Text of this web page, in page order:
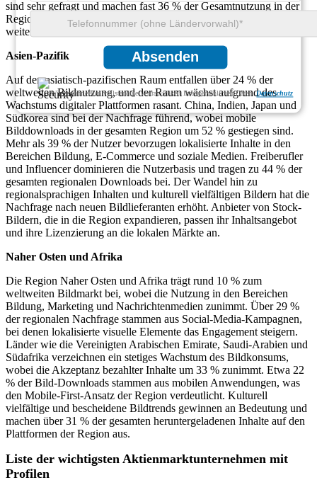
Absenden
Wir gewährleisten vollständige Vertraulichkeit Ihrer persönlichen Daten.Datenschutz
sind sehr gefragt und machen fast 36 % der Gesamtnutzung in der
Region aus. Kreativagenturen in ganz Europa konzentrieren sich
weiterhin auf die Produktion lokal relevanter Inhalte.
Asien-Pazifik
Auf den asiatisch-pazifischen Raum entfallen über 24 % der
weltweiten Bildnutzung, und der Raum wächst aufgrund des
Wachstums digitaler Plattformen rasant. China, Indien, Japan und
Südkorea sind bei der Nachfrage führend, wobei mobile
Bilddownloads in der gesamten Region um 52 % gestiegen sind.
Mehr als 39 % der Nutzer bevorzugen lokalisierte Inhalte in den
Bereichen Bildung, E-Commerce und soziale Medien. Freiberufler
und Influencer dominieren die Nutzerbasis und tragen zu 44 % der
gesamten regionalen Downloads bei. Der Wandel hin zu
regionalsprachigen Inhalten und kulturell vielfältigen Bildern hat die
Nachfrage nach neuen Bildlieferanten erhöht. Anbieter von Stock-
Bildern, die in die Region expandieren, passen ihr Inhaltsangebot
und ihre Lizenzierung an die lokalen Märkte an.
Naher Osten und Afrika
Die Region Naher Osten und Afrika trägt rund 10 % zum
weltweiten Bildmarkt bei, wobei die Nutzung in den Bereichen
Bildung, Marketing und Nachrichtenmedien zunimmt. Über 29 %
der regionalen Nachfrage stammen aus Social-Media-Kampagnen,
bei denen lokalisierte visuelle Elemente das Engagement steigern.
Länder wie die Vereinigten Arabischen Emirate, Saudi-Arabien und
Südafrika verzeichnen ein stetiges Wachstum des Bildkonsums,
wobei die Akzeptanz bezahlter Inhalte um 33 % zunimmt. Etwa 22
% der Bild-Downloads stammen aus mobilen Anwendungen, was
den Mobile-First-Ansatz der Region verdeutlicht. Kulturell
vielfältige und bescheidene Bildtrends gewinnen an Bedeutung und
machen über 31 % der gesamten heruntergeladenen Inhalte auf den
Plattformen der Region aus.
Liste der wichtigsten Aktienmarktunternehmen mit
Profilen